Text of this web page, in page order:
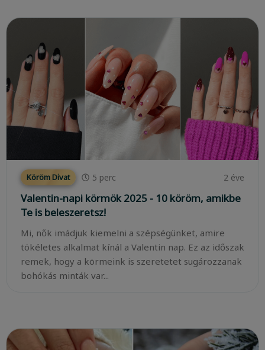
Köröm Divat 5 perc 2 éve
Valentin-napi körmök 2025 - 10 köröm, amikbe
Te is beleszeretsz!
Mi, nők imádjuk kiemelni a szépségünket, amire
tökéletes alkalmat kínál a Valentin nap. Ez az időszak
remek, hogy a körmeink is szeretetet sugározzanak
bohókás minták var...